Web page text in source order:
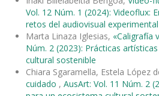
Vol. 12 Núm. 1 (2024): Videoflux:
retos del audiovisual experimental
Marta Linaza Iglesias, «Caligrafía
Núm. 2 (2023): Prácticas
cultural sostenible
Chiara Sgaramella, Estela López
cuidado , AusArt: Vol. 11 Núm. 2